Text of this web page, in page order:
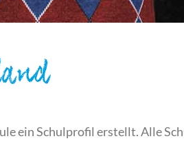
ein Schulprofil erstellt. Alle